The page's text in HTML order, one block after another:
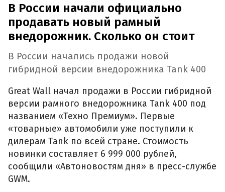
В России начали официально
продавать новый рамный
внедорожник. Сколько он стоит
В России начались продажи новой
гибридной версии внедорожника Tank 400
Great Wall начал продажи в России гибридной
версии рамного внедорожника Tank 400 под
названием «Техно Премиум». Первые
«товарные» автомобили уже поступили к
дилерам Tank по всей стране. Стоимость
новинки составляет 6 999 000 рублей,
сообщили «Автоновостям дня» в пресс-службе
GWM.